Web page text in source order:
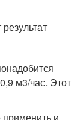
м3/час. Этот
применить и